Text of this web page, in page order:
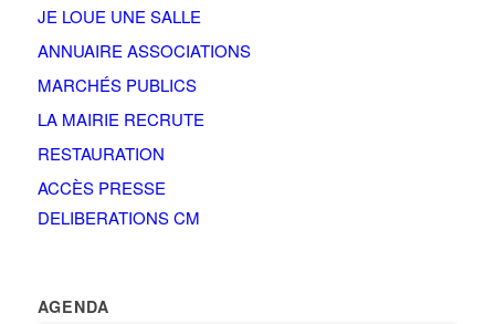
JE LOUE UNE SALLE
ANNUAIRE ASSOCIATIONS
MARCHÉS PUBLICS
LA MAIRIE RECRUTE
RESTAURATION
ACCÈS PRESSE
DELIBERATIONS CM
AGENDA